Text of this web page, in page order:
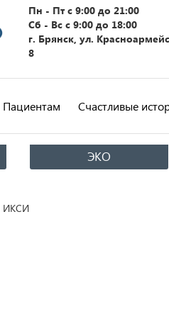
Пн - Пт с 9:00 до 21:00
Сб - Вс с 9:00 до 18:00
г. Брянск, ул.
8
Пациентам Счастливые
ЭКО
ИКСИ